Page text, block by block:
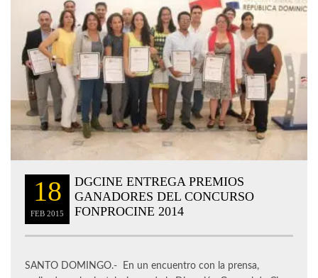
18
FEB 2015
DGCINE ENTREGA PREMIOS
GANADORES DEL CONCURSO
FONPROCINE 2014
SANTO DOMINGO.- En un encuentro con la prensa,